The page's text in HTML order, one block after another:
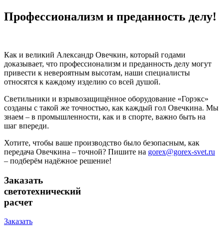
Профессионализм и преданность делу!
Как и великий Александр Овечкин, который годами
доказывает, что профессионализм и преданность делу могут
привести к невероятным высотам, наши специалисты
относятся к каждому изделию со всей душой.
Светильники и взрывозащищённое оборудование «Горэкс»
созданы с такой же точностью, как каждый гол Овечкина. Мы
знаем – в промышленности, как и в спорте, важно быть на
шаг впереди.
Хотите, чтобы ваше производство было безопасным, как
передача Овечкина – точной? Пишите на gorex@gorex-svet.ru
– подберём надёжное решение!
Заказать
светотехнический
расчет
Заказать